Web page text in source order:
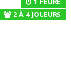
2À 4JOUEURS